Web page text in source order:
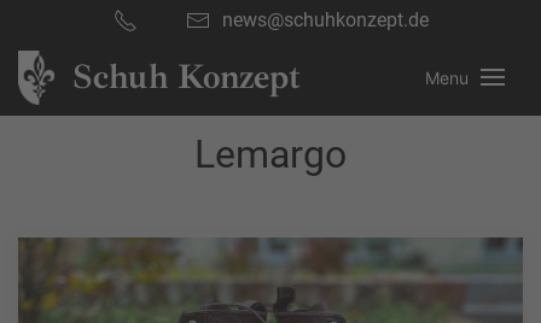
news@schuhkonzept.de
Schuh Konzept Menu
Lemargo